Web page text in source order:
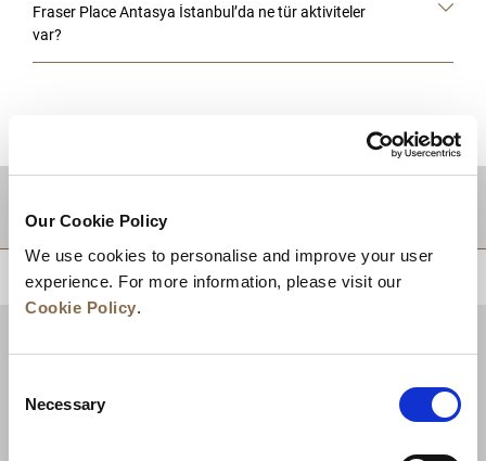
Our Cookie Policy
We use cookies to personalise and improve your user
experience. For more information, please visit our
Cookie Policy.
Selection
Necessary
Fraser Place Antasya İstanbul’da ne tür aktiviteler
var?
EN BAŞA DÖN